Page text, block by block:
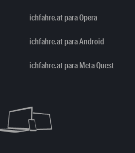
ichfahre.at para Opera
ichfahre.at para Android
ichfahre.at para Meta Quest